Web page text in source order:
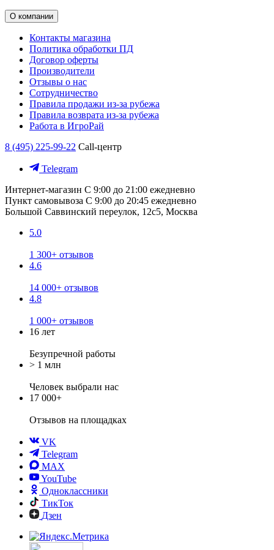
О компании
Контакты магазина
Политика обработки ПД
Договор оферты
Производители
Отзывы о нас
Сотрудничество
Правила продажи из-за рубежа
Правила возврата из-за рубежа
Работа в ИгроРай
8 (495) 225-99-22 Call-центр
Telegram
Интернет-магазин С 9:00 до 21:00 ежедневно
Пункт самовывоза С 9:00 до 20:45 ежедневно
Большой Саввинский переулок, 12с5, Москва
5.0
1 300+ отзывов
4.6
14 000+ отзывов
4.8
1 000+ отзывов
16 лет
Безупречной работы
> 1 млн
Человек выбрали нас
17 000+
Отзывов на площадках
VK
Telegram
MAX
YouTube
Одноклассники
ТикТок
Дзен